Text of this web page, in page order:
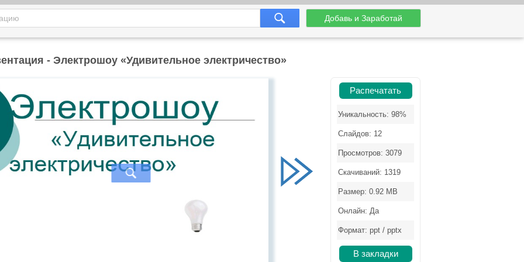
Добавь и Заработай
- Электрошоу «Удивительное электричество»
Распечатать
Уникальность: 98%
Слайдов: 12
Просмотров: 3079
Скачиваний: 1319
Размер: 0.92 MB
Онлайн: Да
Формат: ppt / pptx
В закладки